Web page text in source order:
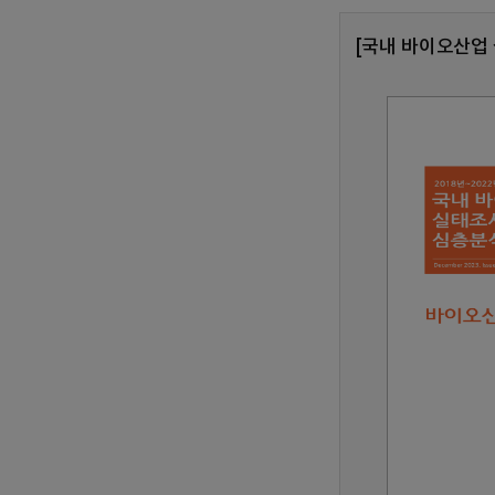
[국내 바이오산